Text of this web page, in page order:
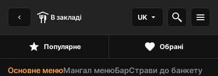
В закладі UK
Популярне Обрані
Основне менюМангал менюБарСтрави до банкету